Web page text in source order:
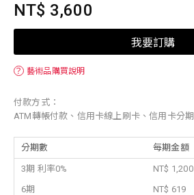
NT$ 3,600
我要訂購
？ 藝術品購買說明
付款方式：
ATM轉帳付款、信用卡線上刷卡、信用卡分期
分期數 每期金額
3期 利率0%
NT$ 1,200
6期
NT$ 619